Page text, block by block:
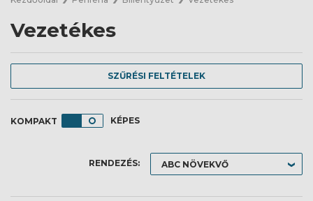
Vezetékes
SZŰRÉSI FELTÉTELEK
KÉPES
RENDEZÉS: